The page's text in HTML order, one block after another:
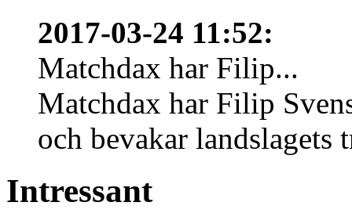
2017-03-24 11:52:
Matchdax har Filip...
Matchdax har Filip
och bevakar landslagets
Intressant